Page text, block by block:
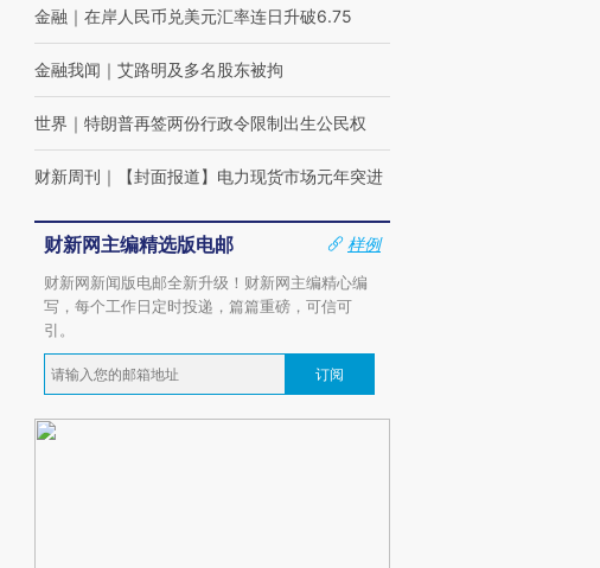
金融 ｜ 在岸人民币兑美元汇率连日升破6.75
金融我闻 ｜ 艾路明及多名股东被拘
世界 ｜ 特朗普再签两份行政令限制出生公民权
财新周刊 ｜ 【封面报道】电力现货市场元年突进
财新网主编精选版电邮
样例
财新网新闻版电邮全新升级！财新网主编精心编
写，每个工作日定时投递，篇篇重磅，可信可
引。
订阅